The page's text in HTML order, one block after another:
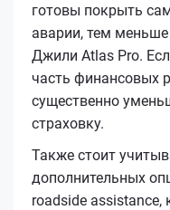
готовы покрыть
аварии, тем
Джили Atlas Pro.
часть финансовых
существенно
страховку.
Также стоит
дополнительных
roadside assistance,